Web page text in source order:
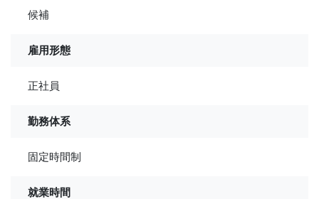
候補
雇用形態
正社員
勤務体系
固定時間制
就業時間